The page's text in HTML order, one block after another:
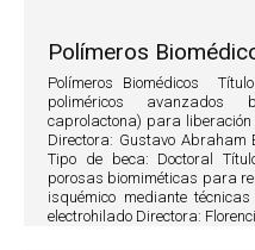
Polímeros
Polímeros Biomédicos
poliméricos avanzados
caprolactona) para liberación
Directora: Gustavo
Tipo de beca: Doctoral
porosas biomiméticas para
isquémico mediante
electrohilado Directora: